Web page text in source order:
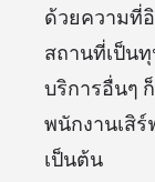
ด้วยความที่
สถานที่เป็น
บริการอื่นๆ
พนักงานเสิร์
เป็นต้น